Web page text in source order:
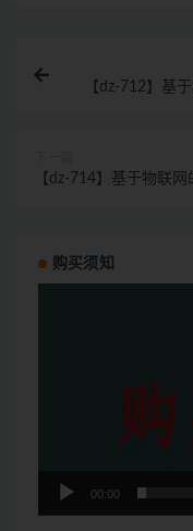
【dz-712】基
【dz-714】基于物联
购买须知
00:00